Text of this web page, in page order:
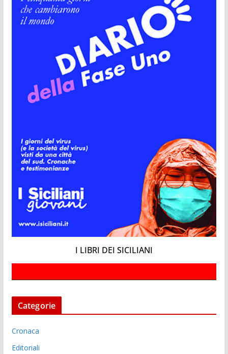
I LIBRI DEI SICILIANI
Categorie
Cronaca
Editoriali